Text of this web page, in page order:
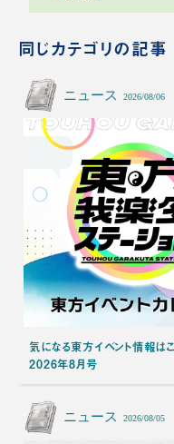
同じカテゴリの記事
ニュース 2026/08/06
気になる東方イベント情報は
2026年8月号
ニュース 2026/08/05